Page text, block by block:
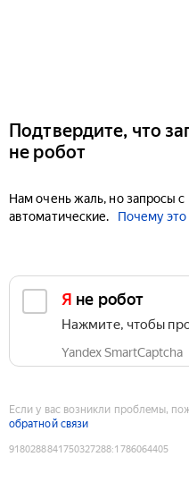
Подтвердите, что
не робот
Нам очень жаль, но запросы
автоматические.
Почему это
Я не робот
Нажмите, чтобы
Yandex SmartCaptcha
Если у вас возникли проблемы,
обратной связи
9180288841750327288:1786064405